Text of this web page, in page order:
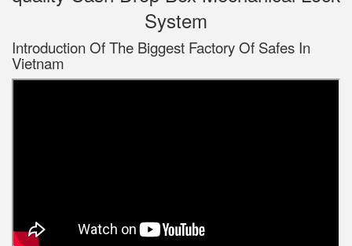
System
Introduction Of The Biggest Factory Of Safes In
Vietnam